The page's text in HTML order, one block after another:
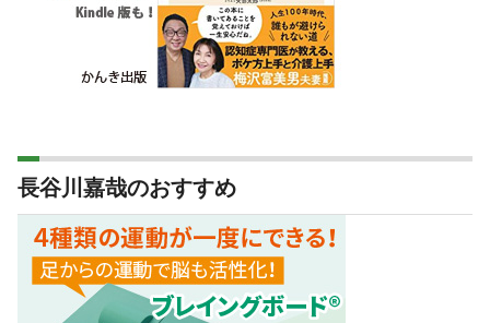
長谷川嘉哉のおすすめ